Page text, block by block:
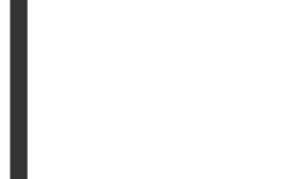
Self Love –
Hur du blir
Äldre och